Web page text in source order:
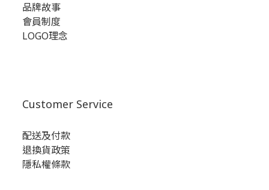
品牌故事
會員制度
LOGO理念
Customer Service
配送及付款
退換貨政策
隱私權條款